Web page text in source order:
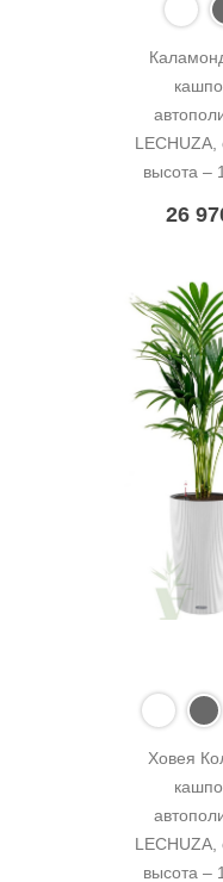
высота –
26
Ховея
высота –